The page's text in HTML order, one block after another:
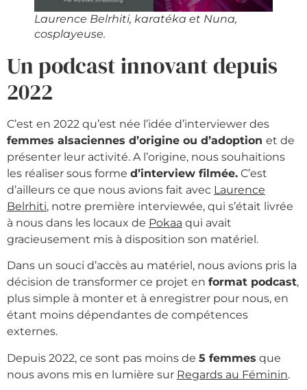
Laurence Belrhiti, karatéka et Nuna,
cosplayeuse.
Un podcast innovant depuis
2022
C’est en 2022 qu’est née l’idée d’interviewer des
femmes alsaciennes d’origine ou d’adoption et de
présenter leur activité. A l’origine, nous souhaitions
les réaliser sous forme d’interview filmée. C’est
d’ailleurs ce que nous avions fait avec Laurence
Belrhiti, notre première interviewée, qui s’était livrée
à nous dans les locaux de Pokaa qui avait
gracieusement mis à disposition son matériel.
Dans un souci d’accès au matériel, nous avions pris la
décision de transformer ce projet en format podcast,
plus simple à monter et à enregistrer pour nous, en
étant moins dépendantes de compétences
externes.
Depuis 2022, ce sont pas moins de 5 femmes que
nous avons mis en lumière sur Regards au Féminin.